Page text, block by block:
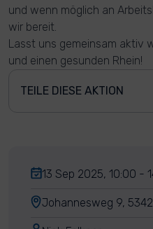
und wenn möglich an
wir bereit.
Lasst uns gemeinsam aktiv
und einen gesunden Rhein!
TEILE DIESE AKTION
13 Sep 2025, 10:00 -
Johannesweg 9,